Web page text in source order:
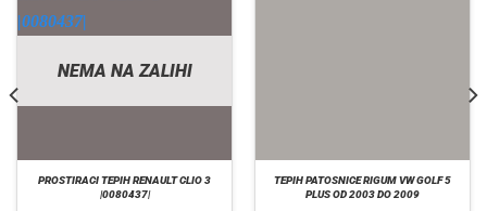
NEMA NA ZALIHI
PROSTIRACI TEPIH RENAULT CLIO 3
|0080437|
TEPIH PATOSNICE RIGUM VW GOLF 5
PLUS OD 2003 DO 2009